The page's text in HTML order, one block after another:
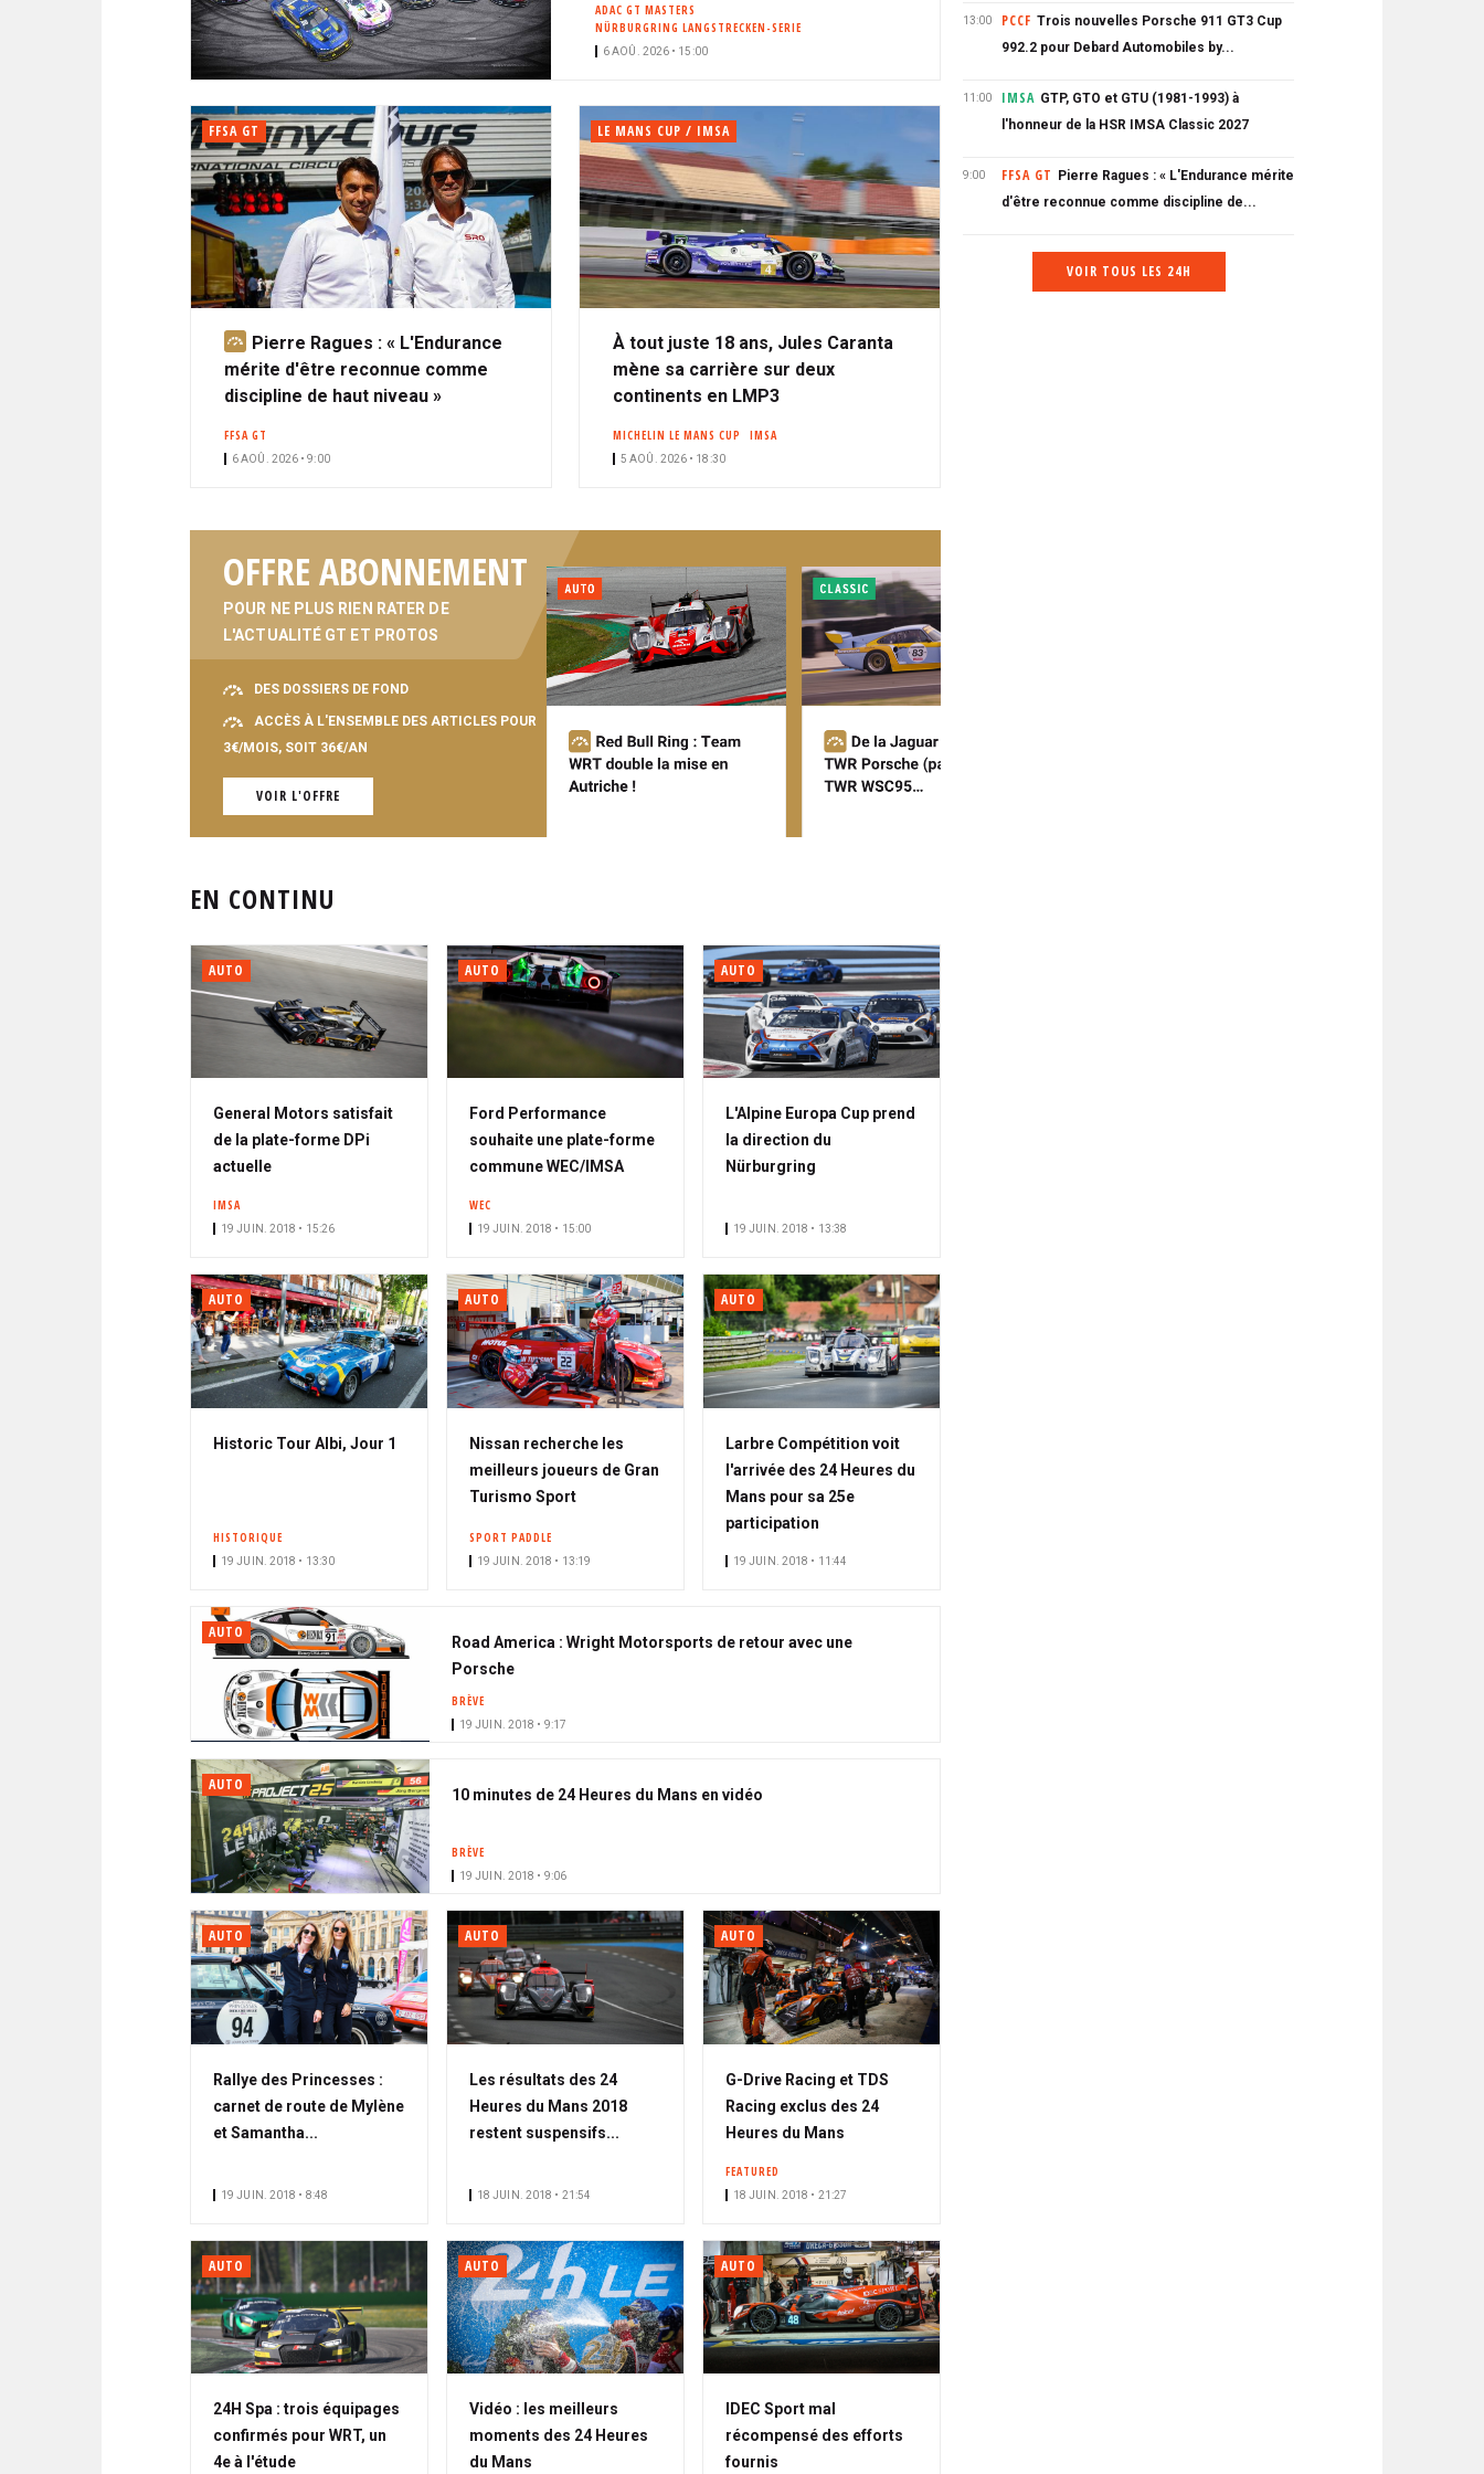
C
P
A
L
E
A
N
ADAC GT MASTERS
NÜRBURGRING LANGSTRECKEN-SERIE
6 AOÛ. 2026 • 15:00
FFSA GT
A
b
o
Pierre Ragues : « L'Endurance
mérite d'être reconnue comme
discipline de haut niveau »
FFSA GT
6 AOÛ. 2026 • 9:00
LE MANS CUP / IMSA
À tout juste 18 ans, Jules Caranta
mène sa carrière sur deux
continents en LMP3
MICHELIN LE MANS CUP IMSA
5 AOÛ. 2026 • 18:30
OFFRE ABONNEMENT
POUR NE PLUS RIEN RATER DE
L'ACTUALITÉ GT ET PROTOS
DES DOSSIERS DE FOND
ACCÈS À L'ENSEMBLE DES ARTICLES POUR
3€/MOIS, SOIT 36€/AN
VOIR L'OFFRE
EN CONTINU
AUTO
General Motors satisfait
de la plate-forme DPi
actuelle
IMSA
19 JUIN. 2018 • 15:26
AUTO
Ford Performance
souhaite une plate-forme
commune WEC/IMSA
WEC
19 JUIN. 2018 • 15:00
AUTO
L'Alpine Europa Cup prend
la direction du
Nürburgring
19 JUIN. 2018 • 13:38
AUTO
Historic Tour Albi, Jour 1
HISTORIQUE
19 JUIN. 2018 • 13:30
AUTO
Nissan recherche les
meilleurs joueurs de Gran
Turismo Sport
SPORT PADDLE
19 JUIN. 2018 • 13:19
AUTO
Larbre Compétition voit
l'arrivée des 24 Heures du
Mans pour sa 25e
participation
19 JUIN. 2018 • 11:44
AUTO
Road America : Wright Motorsports de retour avec une
Porsche
BRÈVE
19 JUIN. 2018 • 9:17
AUTO
10 minutes de 24 Heures du Mans en vidéo
BRÈVE
19 JUIN. 2018 • 9:06
AUTO
Rallye des Princesses :
carnet de route de Mylène
et Samantha...
19 JUIN. 2018 • 8:48
AUTO
Les résultats des 24
Heures du Mans 2018
restent suspensifs...
18 JUIN. 2018 • 21:54
AUTO
G-Drive Racing et TDS
Racing exclus des 24
Heures du Mans
FEATURED
18 JUIN. 2018 • 21:27
AUTO
24H Spa : trois équipages
confirmés pour WRT, un
4e à l'étude
AUTO
Vidéo : les meilleurs
moments des 24 Heures
du Mans
AUTO
IDEC Sport mal
récompensé des efforts
fournis
13:00 PCCF Trois nouvelles Porsche 911 GT3 Cup
992.2 pour Debard Automobiles by...
11:00 IMSA GTP, GTO et GTU (1981-1993) à
l'honneur de la HSR IMSA Classic 2027
9:00 FFSA GT Pierre Ragues : « L'Endurance mérite
d'être reconnue comme discipline de...
VOIR TOUS LES 24H